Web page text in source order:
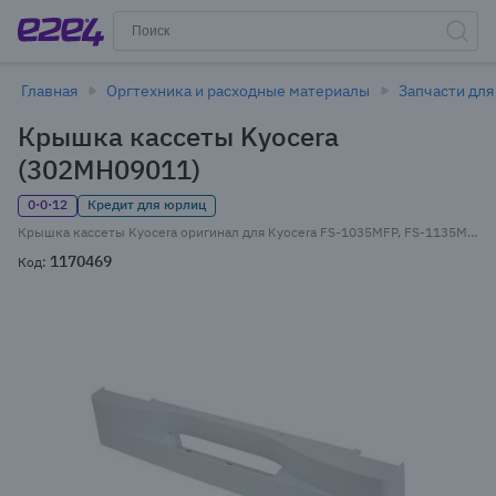
Главная Оргтехника и расходные материалы Запчасти
Крышка кассеты Kyocera
(302MH09011)
0·0·12
Кредит для юрлиц
Крышка кассеты Kyocera оригинал для Kyocera FS-1035MFP, FS-1135MFP (302MH09011)
Код: 1170469